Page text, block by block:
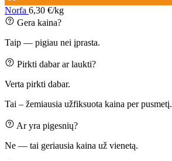
Norfa 6,30 €/kg
Gera kaina?
Taip — pigiau nei įprasta.
Pirkti dabar ar laukti?
Verta pirkti dabar.
Tai – žemiausia užfiksuota kaina per pusmetį.
Ar yra pigesnių?
Ne — tai geriausia kaina už vienetą.